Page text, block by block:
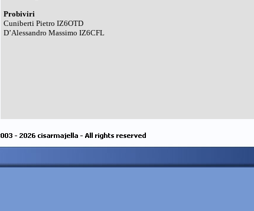
Probiviri
Cuniberti Pietro IZ6OTD
D’Alessandro Massimo IZ6CFL